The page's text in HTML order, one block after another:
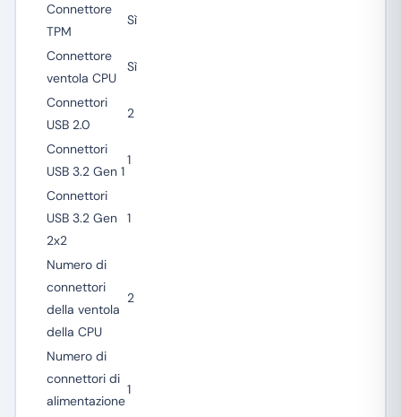
Connettore
TPM
Sì
Connettore
ventola CPU
Sì
Connettori
USB 2.0
2
Connettori
USB 3.2 Gen 1
1
Connettori
USB 3.2 Gen
2x2
1
Numero di
connettori
della ventola
della CPU
2
Numero di
connettori di
alimentazione
1